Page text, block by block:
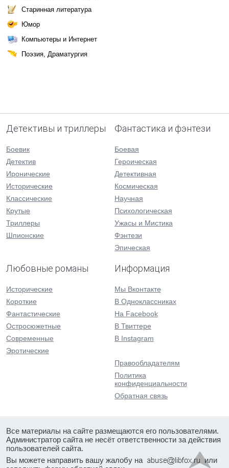
Старинная литература
Юмор
Компьютеры и Интернет
Поэзия, Драматургия
Детективы и триллеры
Боевик
Детектив
Иронические
Исторические
Классические
Крутые
Триллеры
Шпионские
Фантастика и фэнтези
Боевая
Героическая
Детективная
Космическая
Научная
Психологическая
Ужасы и Мистика
Фэнтези
Эпическая
Любовные романы
Исторические
Короткие
Фантастические
Остросюжетные
Современные
Эротические
Информация
Мы Вконтакте
В Одноклассниках
На Facebook
В Твиттере
В Instagram
Правообладателям
Политика
конфиденциальности
Обратная связь
Все материалы на сайте размещаются его пользователями.
Администратор сайта не несёт ответственности за действия
пользователей сайта.
Вы можете направить вашу жалобу на
или